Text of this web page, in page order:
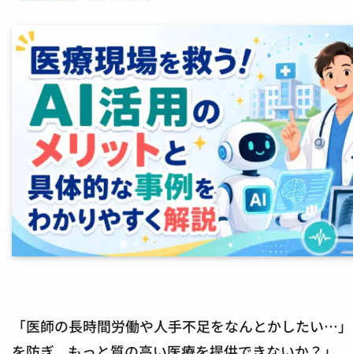
「医師の長時間労働や人手不足をなんとかしたい…